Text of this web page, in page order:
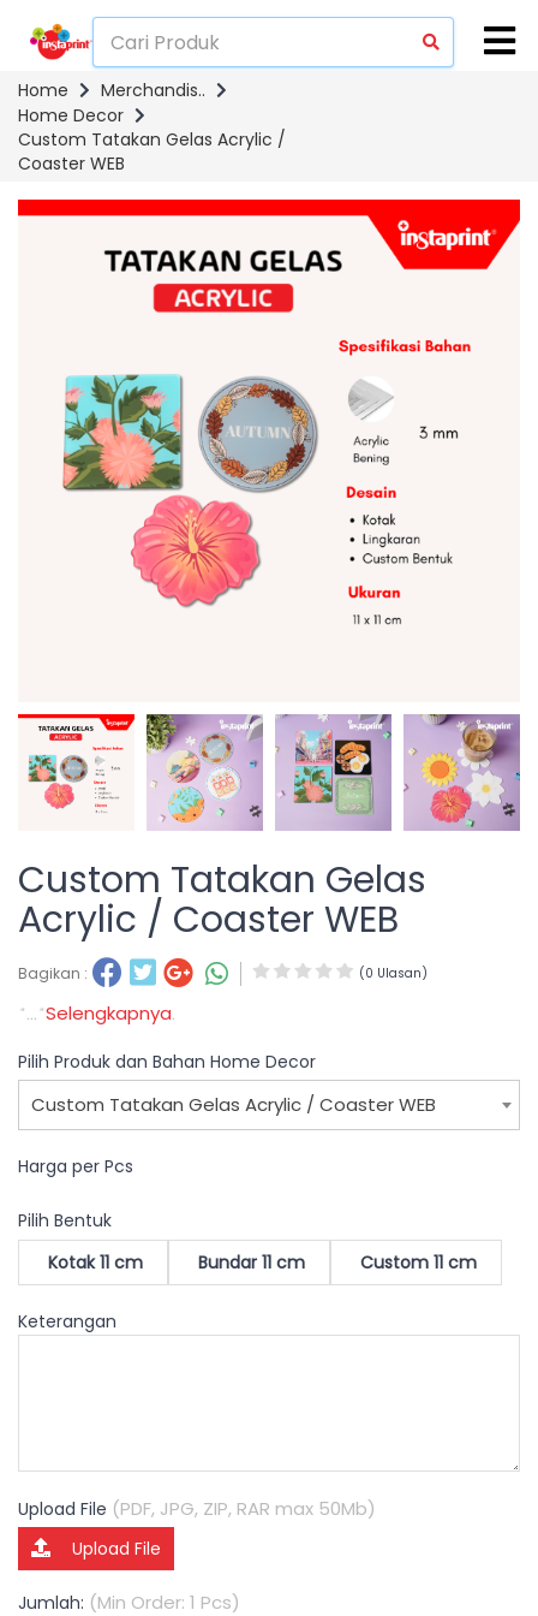
Home
Merchandis..
Home Decor
Custom Tatakan Gelas Acrylic /
Coaster WEB
Custom Tatakan Gelas
Acrylic / Coaster WEB
Bagikan : (0 Ulasan)
" ..."Selengkapnya.
Pilih Produk dan Bahan Home Decor
Custom Tatakan Gelas Acrylic / Coaster WEB
Harga per Pcs
Pilih Bentuk
Kotak 11 cm
Bundar 11 cm Custom 11 cm
Keterangan
Upload File (PDF, JPG, ZIP, RAR max 50Mb)
Upload File
Jumlah: (Min Order: 1 Pcs)